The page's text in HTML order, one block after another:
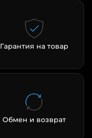
Гарантия на товар
Обмен и возврат